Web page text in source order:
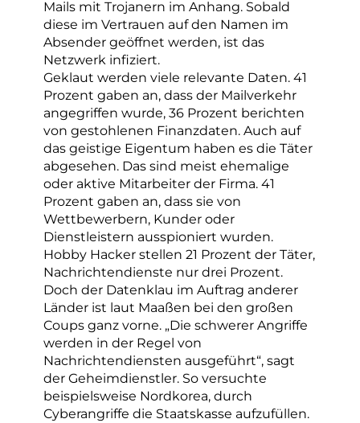
Mails mit Trojanern im Anhang. Sobald
diese im Vertrauen auf den Namen im
Absender geöffnet werden, ist das
Netzwerk infiziert.
Geklaut werden viele relevante Daten. 41
Prozent gaben an, dass der Mailverkehr
angegriffen wurde, 36 Prozent berichten
von gestohlenen Finanzdaten. Auch auf
das geistige Eigentum haben es die Täter
abgesehen. Das sind meist ehemalige
oder aktive Mitarbeiter der Firma. 41
Prozent gaben an, dass sie von
Wettbewerbern, Kunder oder
Dienstleistern ausspioniert wurden.
Hobby Hacker stellen 21 Prozent der Täter,
Nachrichtendienste nur drei Prozent.
Doch der Datenklau im Auftrag anderer
Länder ist laut Maaßen bei den großen
Coups ganz vorne. „Die schwerer Angriffe
werden in der Regel von
Nachrichtendiensten ausgeführt“, sagt
der Geheimdienstler. So versuchte
beispielsweise Nordkorea, durch
Cyberangriffe die Staatskasse aufzufüllen.